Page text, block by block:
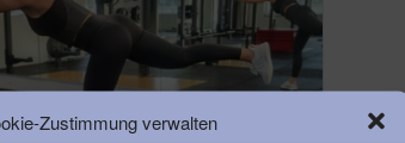
Zustimmung verwalten